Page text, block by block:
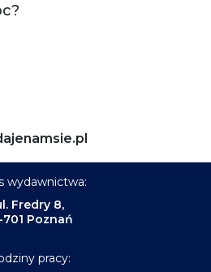
wydawnictwa:
Fredry 8,
701 Poznań
pracy: